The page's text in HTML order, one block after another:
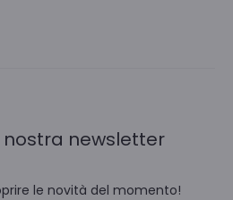
nostra newsletter
le novità del momento!